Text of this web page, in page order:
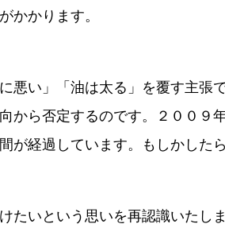
かかります。
悪い」「油は太る」を覆す主張
から否定するのです。２００９
が経過しています。もしかした
いという思いを再認識いたしま